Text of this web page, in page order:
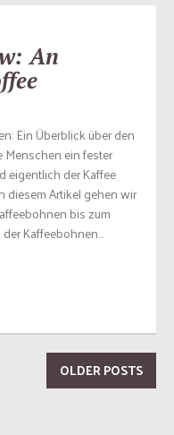
An
Ein Überblick über den
Menschen ein fester
eigentlich der Kaffee
diesem Artikel gehen wir
bis zum
Kaffeebohnen...
OLDER POSTS